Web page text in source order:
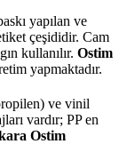
yapılan ve
çeşididir. Cam
kullanılır. Ostim
yapmaktadır.
ve vinil
vardır; PP en
Ostim